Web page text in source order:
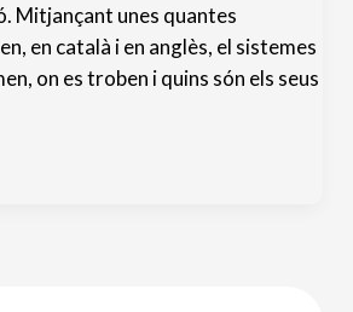
Mitjançant unes quantes
en català i en anglès, el sistemes
on es troben i quins són els seus